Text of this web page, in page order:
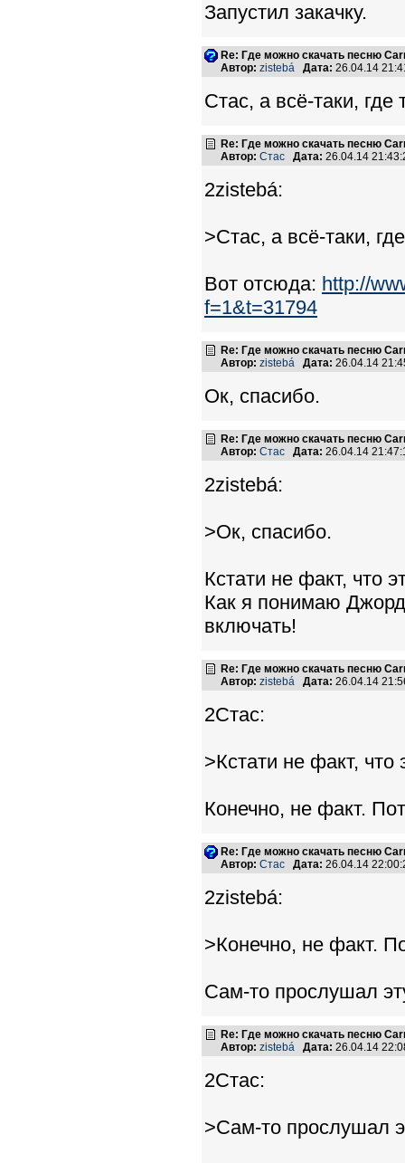
Запустил закачку.
Re: Где можно скачать песню
Автор: zistebá Дата: 26.04.14
Стас, а всё-таки, где
Re: Где можно скачать песню
Автор: Стас Дата: 26.04.14
2zistebá:
>Стас, а всё-таки,
Вот отсюда: http://
f=1&t=31794
Re: Где можно скачать песню
Автор: zistebá Дата: 26.04.14
Ок, спасибо.
Re: Где можно скачать песню
Автор: Стас Дата: 26.04.14
2zistebá:
>Ок, спасибо.
Кстати не факт, что
Как я понимаю
включать!
Re: Где можно скачать песню
Автор: zistebá Дата: 26.04.14
2Стас:
>Кстати не факт, что
Конечно, не факт.
Re: Где можно скачать песню
Автор: Стас Дата: 26.04.14
2zistebá:
>Конечно, не факт.
Сам-то прослушал
Re: Где можно скачать песню
Автор: zistebá Дата: 26.04.14
2Стас:
>Сам-то прослушал